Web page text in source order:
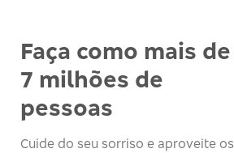
Faça como mais de
7 milhões de
pessoas
Cuide do seu sorriso e aproveite os